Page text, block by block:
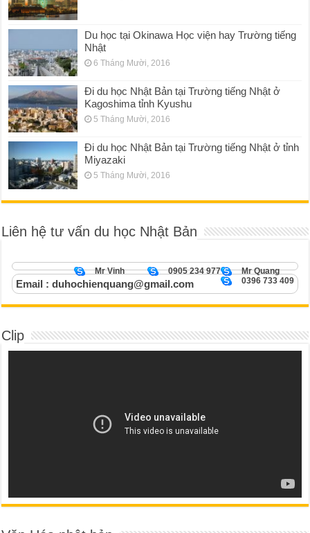
Du học tại Okinawa Học viện hay Trường tiếng
Nhật
6 Tháng Mười, 2016
Đi du học Nhật Bản tại Trường tiếng Nhật ở
Kagoshima tỉnh Kyushu
5 Tháng Mười, 2016
Đi du học Nhật Bản tại Trường tiếng Nhật ở tỉnh
Miyazaki
5 Tháng Mười, 2016
Liên hệ tư vấn du học Nhật Bản
Mr Quang
0905 234 977
Mr Vinh
0396 733 409
Email : duhochienquang@gmail.com
Clip